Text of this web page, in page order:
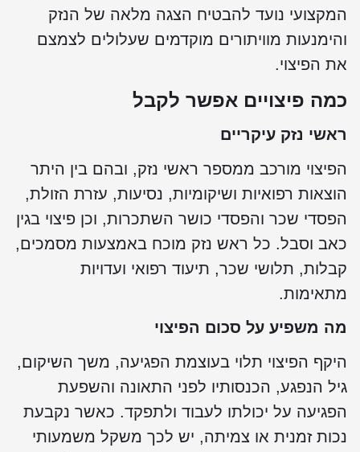
נועד להבטיח הצגה מלאה של הנזק
מוויתורים מוקדמים שעלולים לצמצם
הפיצוי.
פיצויים אפשר לקבל
נזק עיקריים
מורכב ממספר ראשי נזק, ובהם בין היתר
רפואיות ושיקומיות, נסיעות, עזרת הזולת,
שכר והפסדי כושר השתכרות, וכן פיצוי בגין
וסבל. כל ראש נזק מוכח באמצעות מסמכים,
תלושי שכר, תיעוד רפואי ועדויות
משפיע על סכום הפיצוי
הפיצוי תלוי בעוצמת הפגיעה, משך השיקום,
הנפגע, הכנסותיו לפני התאונה והשפעת
על יכולתו לעבוד ולתפקד. כאשר נקבעת
זמנית או צמיתה, יש לכך משקל משמעותי